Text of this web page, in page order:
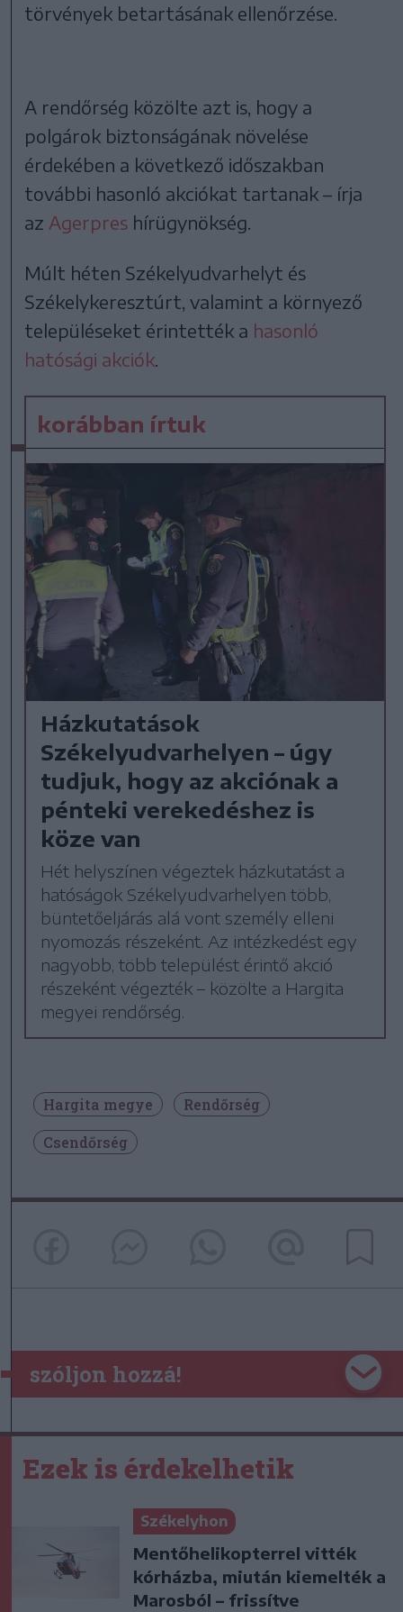
törvények betartásának ellenőrzése.
A rendőrség közölte azt is, hogy a
polgárok biztonságának növelése
érdekében a következő időszakban
további hasonló akciókat tartanak – írja
az Agerpres hírügynökség.
Múlt héten Székelyudvarhelyt és
Székelykeresztúrt, valamint a környező
településeket érintették a hasonló
hatósági akciók
korábban írtuk
Házkutatások
Székelyudvarhelyen – úgy
tudjuk, hogy az akciónak a
pénteki verekedéshez is
köze van
Hét helyszínen végeztek házkutatást a
hatóságok Székelyudvarhelyen több,
büntetőeljárás alá vont személy elleni
nyomozás részeként. Az intézkedést egy
nagyobb, több települést érintő akció
részeként végezték – közölte a Hargita
megyei rendőrség.
Hargita megye
Rendőrség
Csendőrség
szóljon hozzá!
Ezek is érdekelhetik
Székelyhon
Mentőhelikopterrel vitték
kórházba, miután kiemelték a
Marosból – frissítve